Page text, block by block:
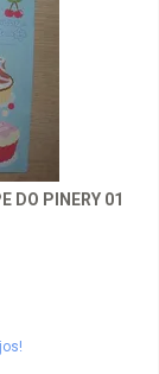
DO PINERY 01